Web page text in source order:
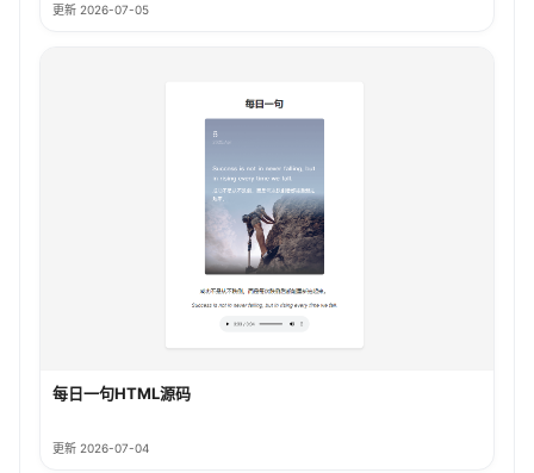
更新 2026-07-05
每日一句HTML源码
更新 2026-07-04